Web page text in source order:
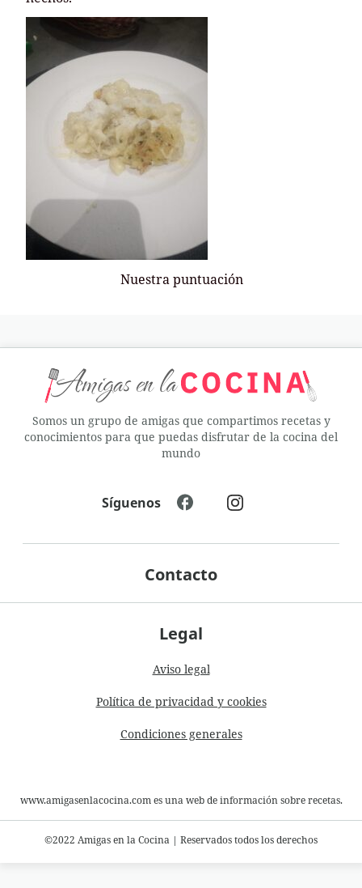
Nuestra puntuación
Somos un grupo de amigas que compartimos recetas y
conocimientos para que puedas disfrutar de la cocina del
mundo
Legal
Aviso legal
Política de privacidad y cookies
Condiciones generales
Contacto
Síguenos
www.amigasenlacocina.com es una web de información sobre recetas.
©2022 Amigas en la Cocina | Reservados todos los derechos